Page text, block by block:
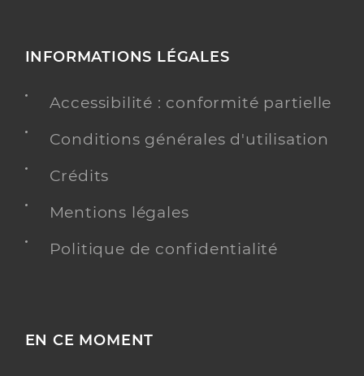
INFORMATIONS LÉGALES
Accessibilité : conformité partielle
Conditions générales d'utilisation
Crédits
Mentions légales
Politique de confidentialité
EN CE MOMENT